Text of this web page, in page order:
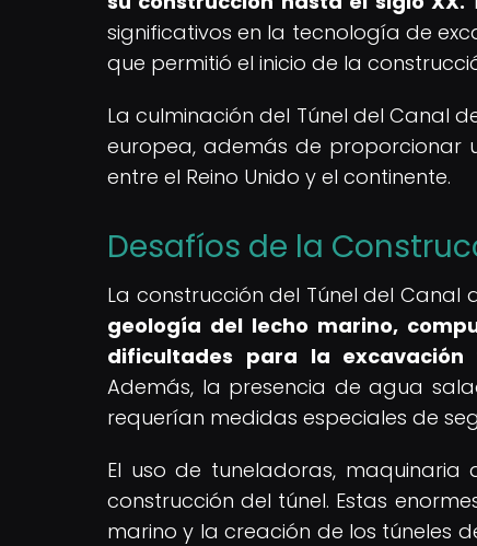
significativos en la tecnología de
que permitió el inicio de la
La culminación del Túnel del Canal
europea, además de proporcionar
entre el Reino Unido y el continente.
Desafíos de la
La construcción del Túnel del Canal
geología del lecho marino,
dificultades para la
Además, la presencia de agua
requerían medidas especiales de
El uso de tuneladoras,
construcción del túnel. Estas
marino y la creación de los túneles